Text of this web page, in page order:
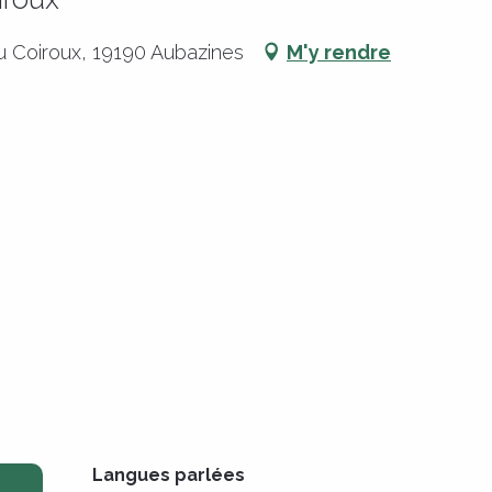
19190 Aubazines M'y rendre
Langues parlées
Langues parlées